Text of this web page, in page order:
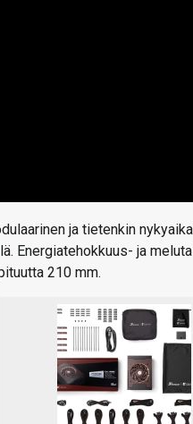
ja tietenkin
Energiatehokkuus- ja
210 mm.